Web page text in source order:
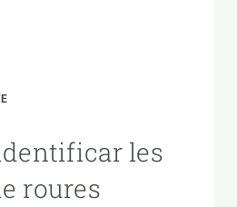
les
roures